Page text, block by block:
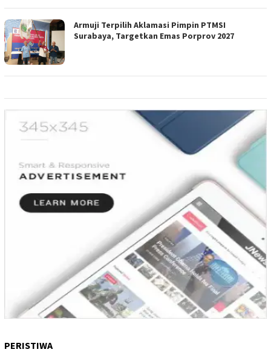
Armuji Terpilih Aklamasi Pimpin PTMSI
Surabaya, Targetkan Emas Porprov 2027
PERISTIWA